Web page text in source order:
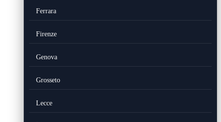
Ferrara
Firenze
Genova
Grosseto
Lecce